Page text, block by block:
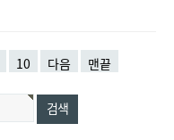
10 다음 맨끝